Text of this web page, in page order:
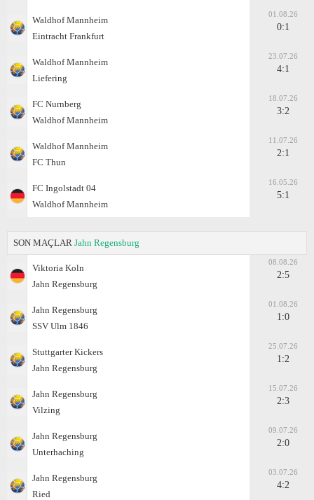
Waldhof Mannheim
Eintracht Frankfurt
01.08.26
0:1
Waldhof Mannheim
Liefering
23.07.26
4:1
FC Nurnberg
Waldhof Mannheim
18.07.26
3:2
Waldhof Mannheim
FC Thun
11.07.26
2:1
FC Ingolstadt 04
Waldhof Mannheim
16.05.26
5:1
SON MAÇLAR Jahn Regensburg
Viktoria Koln
Jahn Regensburg
08.08.26
2:5
Jahn Regensburg
SSV Ulm 1846
01.08.26
1:0
Stuttgarter Kickers
Jahn Regensburg
25.07.26
1:2
Jahn Regensburg
Vilzing
15.07.26
2:3
Jahn Regensburg
Unterhaching
09.07.26
2:0
Jahn Regensburg
Ried
03.07.26
4:2